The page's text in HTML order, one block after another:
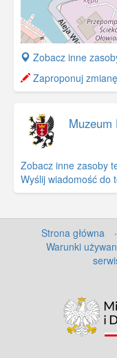
+
−
Zobacz inne
Zaproponuj
Muzeum
Zobacz inne zasoby
Wyślij wiadomość do
Strona główna ·
Warunki